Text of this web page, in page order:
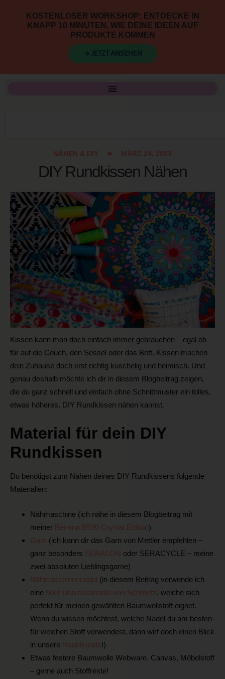
KOSTENLOSER WORKSHOP: ENTDECKE IN
KNAPP 10 MINUTEN, WIE DEINE IDEEN AUF
PRODUKTE KOMMEN
→ JETZT ANSEHEN
NÄHEN & DIY MÄRZ 24, 2023
DIY Rundkissen Nähen
Kissen kann man doch einfach immer gebrauchen – egal ob
für auf die Couch, den Sessel oder das Bett. Kissen machen
dein Zuhause doch erst richtig kuschelig und heimisch. Und
genau deshalb möchte ich dir in diesem Blogbeitrag zeigen,
die du ganz schnell und einfach ohne Schnittmuster ein tolles,
etwas höheres, DIY Rundkissen nähen kannst.
Material für dein DIY
Rundkissen
Du benötigst zum Nähen deines DIY Rundkissens folgende
Materialien:
Nähmaschine (ich nähe in diesem Blogbeitrag mit
meiner Bernina B590 Crystal Edition)
Garn (ich kann dir das Garn von Mettler empfehlen –
ganz besonders SERALON oder SERACYCLE – meine
zwei absoluten Lieblingsgarne)
Nähmaschinennadel (in diesem Beitrag verwende ich
eine 90er Universalnadel von Schmetz, welche sich
perfekt für meinen gewählten Baumwollstoff eignet.
Wenn du wissen möchtest, welche Nadel du am besten
für welchen Stoff verwendest, dann wirf doch einen Blick
in unsere Nadelkunde!)
Etwas festere Baumwolle Webware, Canvas, Möbelstoff
– gerne auch Stoffreste!